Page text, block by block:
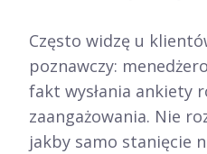
Często widzę u
poznawczy:
fakt wysłania ankiety
zaangażowania. Nie
jakby samo stanięcie